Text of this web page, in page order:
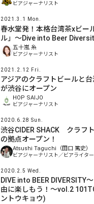
ビアジャーナリスト
2021.3.1 Mon.
春水堂発！本格台湾茶xビー
ル」〜Dive into Beer
五十嵐 糸
ビアジャーナリスト
2021.2.12 Fri.
アジアのクラフトビールと
が渋谷にオープン
HOP SAIJO
ビアジャーナリスト
2020.6.28 Sun.
渋谷CIDER SHACK クラフ
の拠点オープン！
Atsushi Taguchi（田口 篤史）
ビアジャーナリスト／ビアライター
2020.2.5 Wed.
DIVE into BEER DIVERSITY
由に楽しもう！〜vol.2
ントウキョウ)